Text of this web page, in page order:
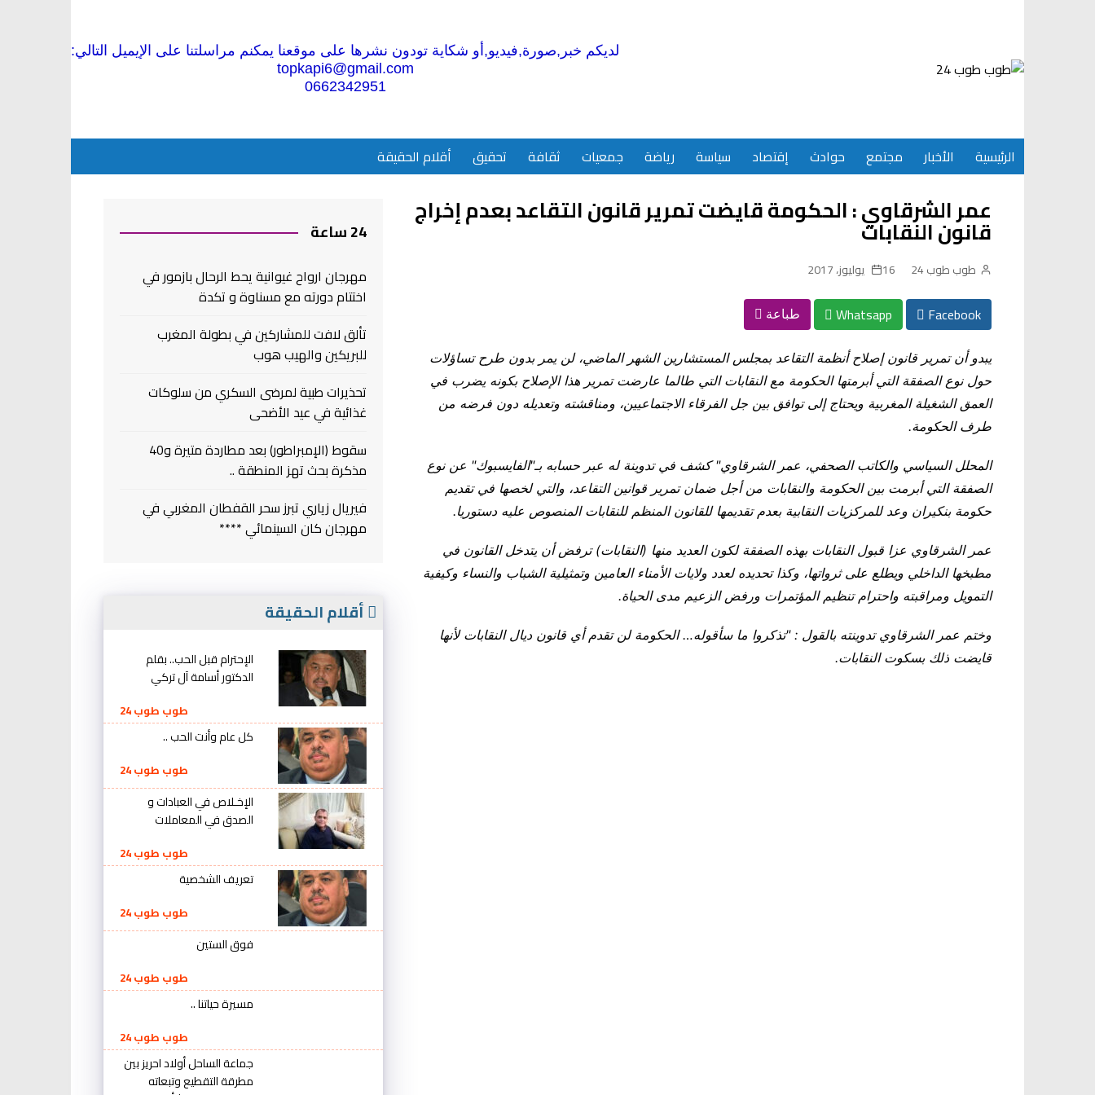
لديكم خبر,صورة,فيديو,أو شكاية تودون نشرها على موقعنا يمكنم مراسلتنا على الإيميل التالي:
topkapi6@gmail.com
0662342951
الرئيسية الأخبار مجتمع حوادث إقتصاد سياسة رياضة جمعيات ثقافة تحقيق أقلام الحقيقة
عمر الشرقاوي : الحكومة قايضت تمرير قانون التقاعد بعدم إخراج
قانون النقابات
طوب طوب 24 16 يوليوز، 2017
Facebook
Whatsapp طباعة
يبدو أن تمرير قانون إصلاح أنظمة التقاعد بمجلس المستشارين الشهر الماضي، لن يمر بدون طرح تساؤلات
حول نوع الصفقة التي أبرمتها الحكومة مع النقابات التي طالما عارضت تمرير هذا الإصلاح بكونه يضرب في
العمق الشغيلة المغربية ويحتاج إلى توافق بين جل الفرقاء الاجتماعيين، ومناقشته وتعديله دون فرضه من
طرف الحكومة.
المحلل السياسي والكاتب الصحفي، عمر الشرقاوي" كشف في تدوينة له عبر حسابه بـ"الفايسبوك" عن نوع
الصفقة التي أبرمت بين الحكومة والنقابات من أجل ضمان تمرير قوانين التقاعد، والتي لخصها في تقديم
حكومة بنكيران وعد للمركزيات النقابية بعدم تقديمها للقانون المنظم للنقابات المنصوص عليه دستوريا.
عمر الشرقاوي عزا قبول النقابات بهذه الصفقة لكون العديد منها (النقابات) ترفض أن يتدخل القانون في
مطبخها الداخلي ويطلع على ثرواتها، وكذا تحديده لعدد ولايات الأمناء العامين وتمثيلية الشباب والنساء وكيفية
التمويل ومراقبته واحترام تنظيم المؤتمرات ورفض الزعيم مدى الحياة.
وختم عمر الشرقاوي تدوينته بالقول : "تذكروا ما سأقوله… الحكومة لن تقدم أي قانون ديال النقابات لأنها
قايضت ذلك بسكوت النقابات.
24 ساعة
مهرجان ارواح غيوانية يحط الرحال بازمور في
اختتام دورته مع مسناوة و تكدة
تألق لافت للمشاركين في بطولة المغرب
للبريكين والهيب هوب
تحذيرات طبية لمرضى السكري من سلوكات
غذائية في عيد الأضحى
سقوط (الإمبراطور) بعد مطاردة متيرة و40
مذكرة بحث تهز المنطقة ..
فيريال زياري تبرز سحر القفطان المغربي في
مهرجان كان السينمائي ****
أقلام الحقيقة
الإحترام قبل الحب.. بقلم
الدكتور أسامة آل تركي
طوب طوب 24
كل عام وأنت الحب ..
طوب طوب 24
الإخـلاص في العبادات و
الصدق في المعاملات
طوب طوب 24
تعريف الشخصية
طوب طوب 24
فوق الستين
طوب طوب 24
مسيرة حياتنا ..
طوب طوب 24
جماعة الساحل أولاد احريز بين
مطرقة التقطيع وتبعاته